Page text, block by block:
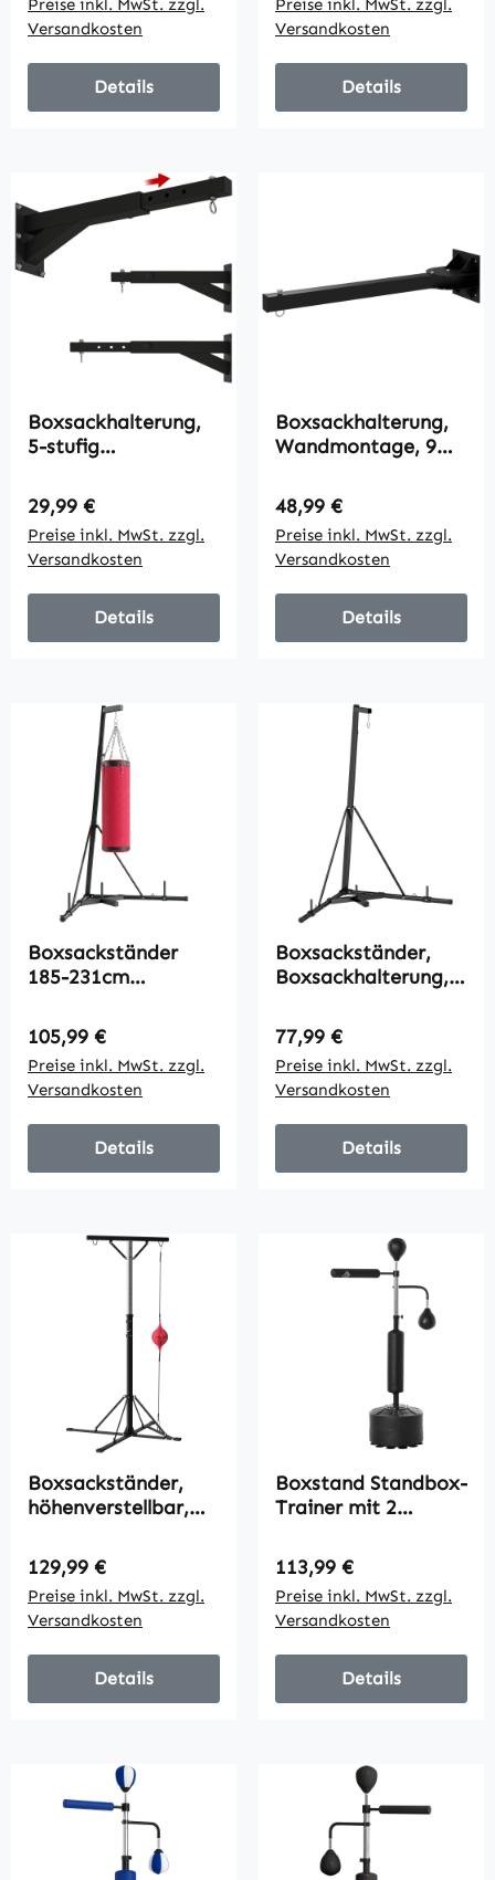
205cm, Schwarz
Preise inkl. MwSt. zzgl.
Versandkosten
Details
47 x 51 cm
Preise inkl. MwSt. zzgl.
Versandkosten
Details
Boxsackhalterung,
5-stufig
Wandmontage, bis
60 kg, Stahl,
Schwarz
Regulärer Preis:
29,99 €
Preise inkl. MwSt. zzgl.
Versandkosten
Details
Boxsackhalterung,
Wandmontage, 9
100 kg, Schwarz
Regulärer Preis:
48,99 €
Preise inkl. MwSt. zzgl.
Versandkosten
Details
Boxsackständer
185-231cm
Freistehender
Boxsackhalter mit
Boxsack
Dreiecksbasis
Gewichtenhalter
Regulärer Preis:
105,99 €
Preise inkl. MwSt. zzgl.
Versandkosten
Details
Boxsackständer,
Boxsackhalterung,
freistehend,
klappbar, Stahl, 170
x 90 x 225 cm,
schwarz
Regulärer Preis:
77,99 €
Preise inkl. MwSt. zzgl.
Versandkosten
Details
Boxsackständer,
höhenverstellbar,
Metallrahmen, 160L
x 145B x 175-220H
cm, Schwarz
Regulärer Preis:
129,99 €
Preise inkl. MwSt. zzgl.
Versandkosten
Details
Boxstand Standbox-
Trainer mit 2
Reflexstange und
Saugnapf-Basis 160-
230cm
höhenverstellbar
Geeignet für
Erwachsene
Jugendlichen
Regulärer Preis:
113,99 €
Preise inkl. MwSt. zzgl.
Versandkosten
Details